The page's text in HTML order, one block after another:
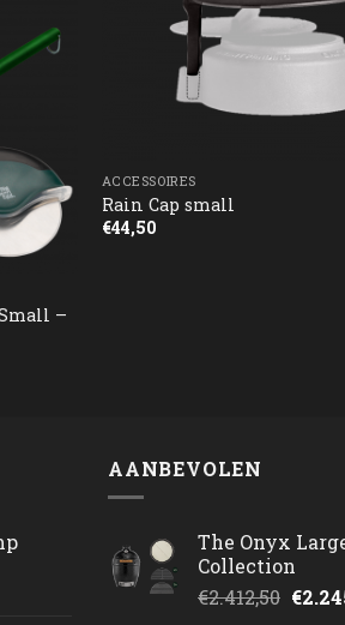
–
ACCESSOIRES
Rain Cap small
€44,50
AANBEVOLEN
The Onyx
Collection
€2.412,50 €